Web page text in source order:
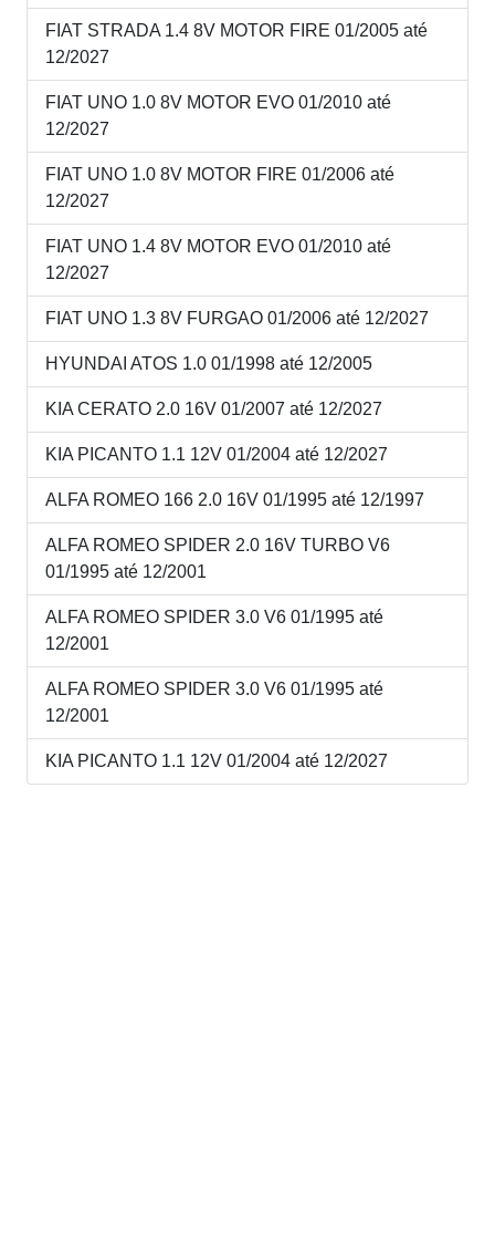
FIAT STRADA 1.4 8V MOTOR FIRE 01/2005 até
12/2027
FIAT UNO 1.0 8V MOTOR EVO 01/2010 até
12/2027
FIAT UNO 1.0 8V MOTOR FIRE 01/2006 até
12/2027
FIAT UNO 1.4 8V MOTOR EVO 01/2010 até
12/2027
FIAT UNO 1.3 8V FURGAO 01/2006 até 12/2027
HYUNDAI ATOS 1.0 01/1998 até 12/2005
KIA CERATO 2.0 16V 01/2007 até 12/2027
KIA PICANTO 1.1 12V 01/2004 até 12/2027
ALFA ROMEO 166 2.0 16V 01/1995 até 12/1997
ALFA ROMEO SPIDER 2.0 16V TURBO V6
01/1995 até 12/2001
ALFA ROMEO SPIDER 3.0 V6 01/1995 até
12/2001
ALFA ROMEO SPIDER 3.0 V6 01/1995 até
12/2001
KIA PICANTO 1.1 12V 01/2004 até 12/2027